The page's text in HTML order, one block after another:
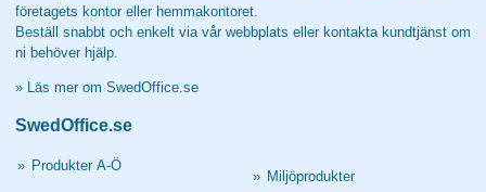
företagets kontor eller hemmakontoret.
Beställ snabbt och enkelt via vår webbplats eller kontakta kundtjänst om
ni behöver hjälp.
» Läs mer om SwedOffice.se
SwedOffice.se
» Produkter A-Ö
» Miljöprodukter